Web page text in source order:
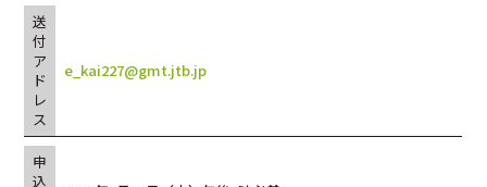
送
付
ア
ド
レ
ス
e_kai227@gmt.jtb.jp
申
込